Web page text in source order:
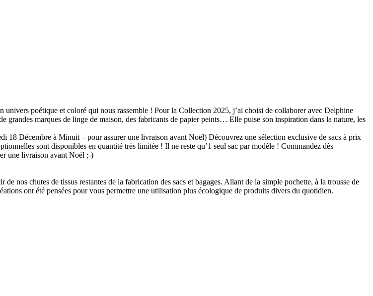
poétique et coloré qui nous rassemble ! Pour la Collection 2025, j’ai choisi de collaborer avec Delphine
marques de linge de maison, des fabricants de papier peints… Elle puise son inspiration dans la nature, les
18 Décembre à Minuit – pour assurer une livraison avant Noël) Découvrez une sélection exclusive de sacs à prix
sont disponibles en quantité très limitée ! Il ne reste qu’1 seul sac par modèle ! Commandez dès
une livraison avant Noël ;-)
nos chutes de tissus restantes de la fabrication des sacs et bagages. Allant de la simple pochette, à la trousse de
ont été pensées pour vous permettre une utilisation plus écologique de produits divers du quotidien.